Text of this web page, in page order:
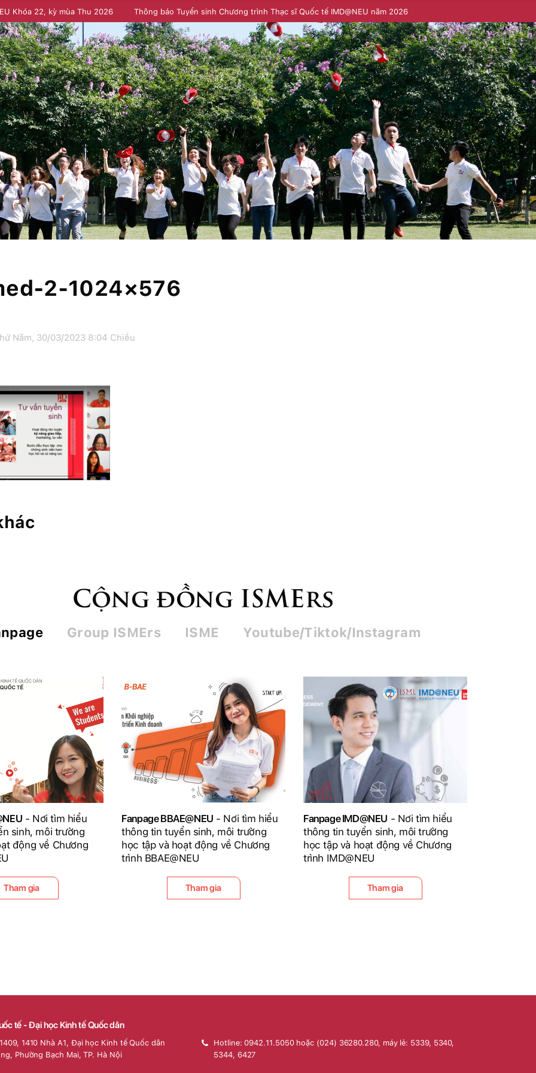
Khóa 22, kỳ mùa Thu 2026 Thông báo Tuyển sinh Chương trình Thạc sĩ Quốc tế IMD@NEU năm 2026
2-1024×576
Năm, 30/03/2023 8:04 Chiều
Cộng đồng ISMErs
Group ISMErs ISME Youtube/Tiktok/Instagram
- Nơi tìm hiểu
sinh, môi trường
động về Chương
Tham gia
Fanpage BBAE@NEU - Nơi tìm hiểu
thông tin tuyển sinh, môi trường
học tập và hoạt động về Chương
trình BBAE@NEU
Tham gia
Fanpage IMD@NEU - Nơi tìm hiểu
thông tin tuyển sinh, môi trường
học tập và hoạt động về Chương
trình IMD@NEU
Tham gia
tế - Đại học Kinh tế Quốc dân
1410 Nhà A1, Đại học Kinh tế Quốc dân
Phường Bạch Mai, TP. Hà Nội
Hotline: 0942.11.5050 hoặc (024) 36280.280, máy lẻ: 5339, 5340,
5344, 6427